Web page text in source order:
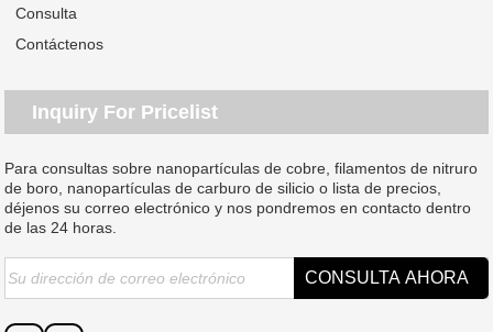
Consulta
Contáctenos
Inquiry For Pricelist
Para consultas sobre nanopartículas de cobre, filamentos de nitruro
de boro, nanopartículas de carburo de silicio o lista de precios,
déjenos su correo electrónico y nos pondremos en contacto dentro
de las 24 horas.